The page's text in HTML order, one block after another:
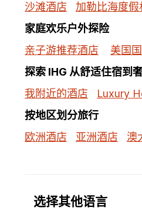
沙滩酒店
加勒比海度假
家庭欢乐户外探险
亲子游推荐酒店
美国
探索 IHG 从舒适住宿到
我附近的酒店
Luxury
按地区划分旅行
欧洲酒店
亚洲酒店 澳
选择其他语言